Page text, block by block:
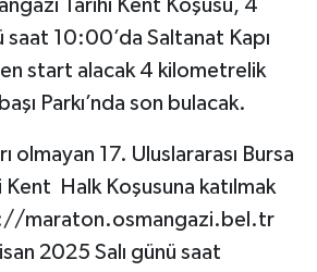
Tarihi Kent Koşusu, 4
saat 10:00’da Saltanat Kapı
start alacak 4 kilometrelik
Parkı’nda son bulacak.
olmayan 17. Uluslararası Bursa
Halk Koşusuna katılmak
maraton.osmangazi.bel.tr
2025 Salı günü saat